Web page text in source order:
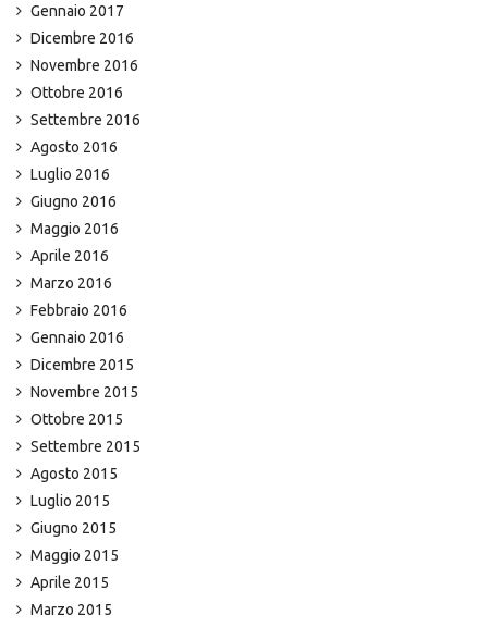
Gennaio 2017
Dicembre 2016
Novembre 2016
Ottobre 2016
Settembre 2016
Agosto 2016
Luglio 2016
Giugno 2016
Maggio 2016
Aprile 2016
Marzo 2016
Febbraio 2016
Gennaio 2016
Dicembre 2015
Novembre 2015
Ottobre 2015
Settembre 2015
Agosto 2015
Luglio 2015
Giugno 2015
Maggio 2015
Aprile 2015
Marzo 2015